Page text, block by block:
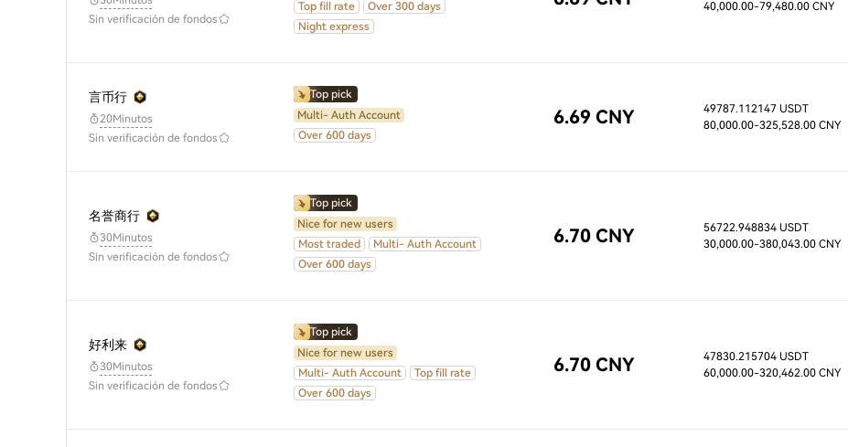
Sin verificación de fondos
Top fill rate
Over 300 days
Night express
40,000.00-79,480.00 CNY
言币行
20Minutos
Sin verificación de fondos
Top pick
Multi- Auth Account
Over 600 days
6.69 CNY
49787.112147 USDT
80,000.00-325,528.00 CNY
名誉商行
30Minutos
Sin verificación de fondos
Top pick
Nice for new users
Most traded
Multi- Auth Account
Over 600 days
6.70 CNY
56722.948834 USDT
30,000.00-380,043.00 CNY
好利来
30Minutos
Sin verificación de fondos
Top pick
Nice for new users
Multi- Auth Account
Top fill rate
Over 600 days
6.70 CNY
47830.215704 USDT
60,000.00-320,462.00 CNY